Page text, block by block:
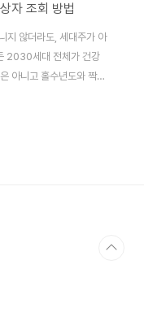
자 조회 방법
않더라도, 세대주가 아
2030세대 전체가 건강
아니고 홀수년도와 짝수
무료로 2022년 건강검진
난 2030세대가 대상입